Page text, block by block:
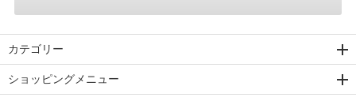
カテゴリー
ショッピングメニュー